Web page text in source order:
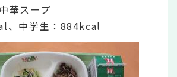
華スープ
、中学生：884kcal